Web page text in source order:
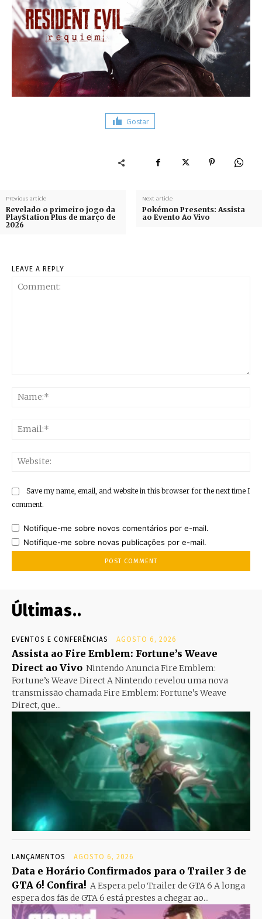
Gostar
Previous article
Revelado o primeiro jogo da
PlayStation Plus de março de
2026
Next article
Pokémon Presents: Assista
ao Evento Ao Vivo
LEAVE A REPLY
Save my name, email, and website in this browser for the next time I
comment.
Notifique-me sobre novos comentários por e-mail.
Notifique-me sobre novas publicações por e-mail.
Últimas..
EVENTOS E CONFERÊNCIAS AGOSTO 6, 2026
Assista ao Fire Emblem: Fortune’s Weave
Direct ao Vivo Nintendo Anuncia Fire Emblem:
Fortune’s Weave Direct A Nintendo revelou uma nova
transmissão chamada Fire Emblem: Fortune’s Weave
Direct, que...
LANÇAMENTOS AGOSTO 6, 2026
Data e Horário Confirmados para o Trailer 3 de
GTA 6! Confira! A Espera pelo Trailer de GTA 6 A longa
espera dos fãs de GTA 6 está prestes a chegar ao...